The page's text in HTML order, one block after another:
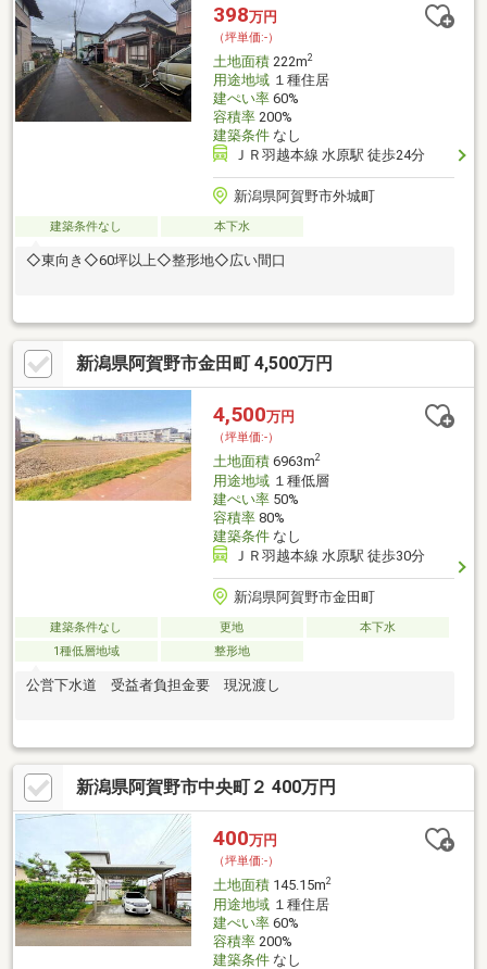
398万円
（坪単価:-）
土地面積222m2
用途地域１種住居
建ぺい率60%
容積率200%
建築条件なし
ＪＲ羽越本線 水原駅 徒歩24分
新潟県阿賀野市外城町
建築条件なし 本下水
◇東向き◇60坪以上◇整形地◇広い間口
新潟県阿賀野市金田町 4,500万円
4,500万円
（坪単価:-）
土地面積6963m2
用途地域１種低層
建ぺい率50%
容積率80%
建築条件なし
ＪＲ羽越本線 水原駅 徒歩30分
新潟県阿賀野市金田町
建築条件なし 更地
本下水
1種低層地域
整形地
公営下水道 受益者負担金要 現況渡し
新潟県阿賀野市中央町２ 400万円
400万円
（坪単価:-）
土地面積145.15m2
用途地域１種住居
建ぺい率60%
容積率200%
建築条件なし